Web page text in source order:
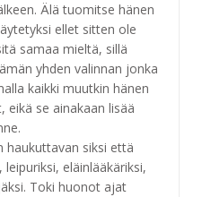
Älä tuomitse hänen
ellet sitten ole
samaa mieltä, sillä
yhden valinnan jonka
kaikki muutkin hänen
eikä se ainakaan lisää
haukuttavan siksi että
eläinlääkäriksi,
Toki huonot ajat